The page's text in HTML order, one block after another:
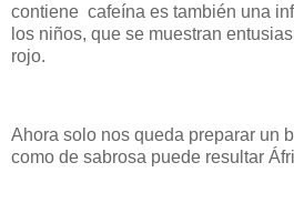
contiene cafeína es también una
los niños, que se muestran
rojo.
Ahora solo nos queda preparar un
como de sabrosa puede resultar